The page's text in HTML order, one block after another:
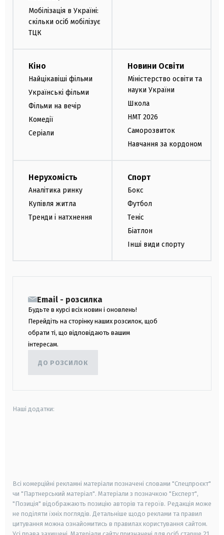
Мобілізація в Україні:
скільки осіб мобілізує
ТЦК
Кіно
Найцікавіші фільми
Українські фільми
Фільми на вечір
Комедії
Серіали
Новини Освіти
Міністерство освіти та
науки України
Школа
НМТ 2026
Саморозвиток
Навчання за кордоном
Нерухомість
Аналітика ринку
Купівля житла
Тренди і натхнення
Спорт
Бокс
Футбол
Теніс
Біатлон
Інші види спорту
Email - розсилка
Будьте в курсі всіх новин і оновлень!
Перейдіть на сторінку наших розсилок, щоб
обрати ті, що відповідають вашим
інтересам.
ДО РОЗСИЛОК
Наші додатки:
Всі комерційні рекламні матеріали позначені словами "Спецпроєкт"
чи "Партнерський матеріал". Матеріали з позначкою "Експерт",
"Позиція" відображають позицію авторів та героїв. Редакція може
не поділяти їхніх поглядів. Детальніше щодо реклами та правил
цитування можна ознайомитись в правилах користування сайтом.